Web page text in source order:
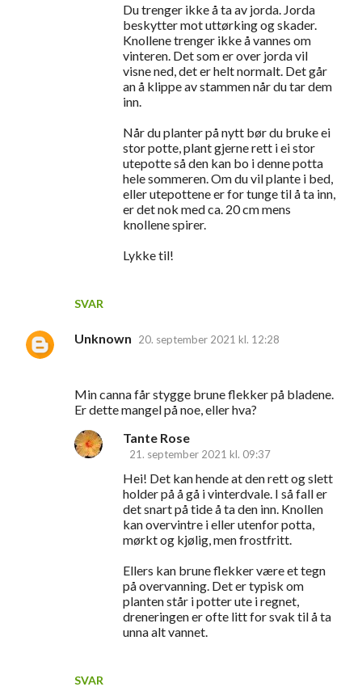
SVAR
Du trenger ikke å ta av jorda. Jorda
beskytter mot uttørking og skader.
Knollene trenger ikke å vannes om
vinteren. Det som er over jorda vil
visne ned, det er helt normalt. Det går
an å klippe av stammen når du tar dem
inn.
Når du planter på nytt bør du bruke ei
stor potte, plant gjerne rett i ei stor
utepotte så den kan bo i denne potta
hele sommeren. Om du vil plante i bed,
eller utepottene er for tunge til å ta inn,
er det nok med ca. 20 cm mens
knollene spirer.
Lykke til!
Unknown 20. september 2021 kl. 12:28
Min canna får stygge brune flekker på bladene.
Er dette mangel på noe, eller hva?
SVAR
Tante Rose
21. september 2021 kl. 09:37
Hei! Det kan hende at den rett og slett
holder på å gå i vinterdvale. I så fall er
det snart på tide å ta den inn. Knollen
kan overvintre i eller utenfor potta,
mørkt og kjølig, men frostfritt.
Ellers kan brune flekker være et tegn
på overvanning. Det er typisk om
planten står i potter ute i regnet,
dreneringen er ofte litt for svak til å ta
unna alt vannet.